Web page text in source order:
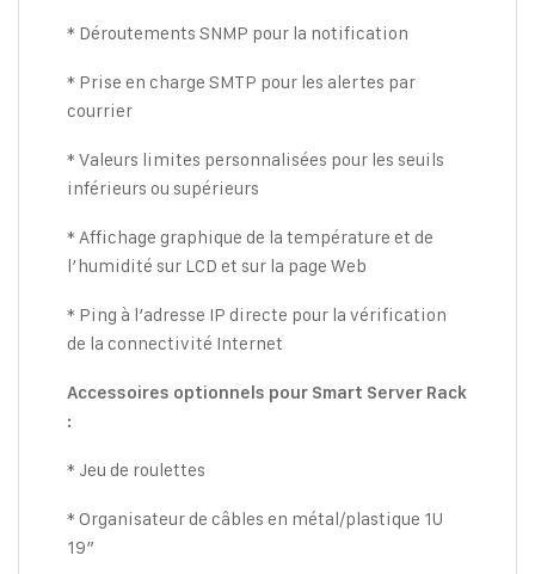
* Déroutements SNMP pour la notification
* Prise en charge SMTP pour les alertes par
courrier
* Valeurs limites personnalisées pour les seuils
inférieurs ou supérieurs
* Affichage graphique de la température et de
l’humidité sur LCD et sur la page Web
* Ping à l’adresse IP directe pour la vérification
de la connectivité Internet
Accessoires optionnels pour Smart Server Rack
:
* Jeu de roulettes
* Organisateur de câbles en métal/plastique 1U
19″